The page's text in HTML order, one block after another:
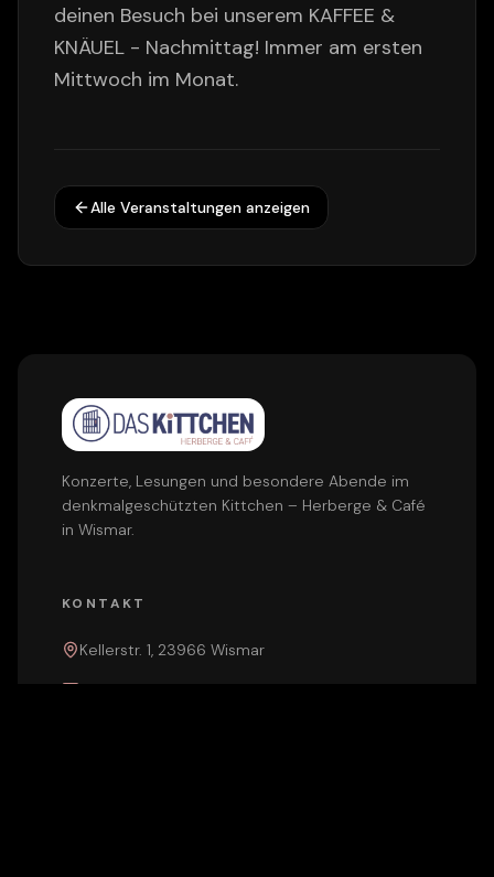
deinen Besuch bei unserem KAFFEE &
KNÄUEL - Nachmittag! Immer am ersten
Mittwoch im Monat.
Alle Veranstaltungen anzeigen
Konzerte, Lesungen und besondere Abende im
denkmalgeschützten Kittchen – Herberge & Café
in Wismar.
KONTAKT
Kellerstr. 1, 23966 Wismar